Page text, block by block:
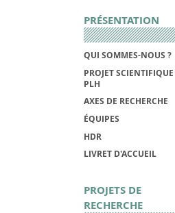
PRÉSENTATION
QUI SOMMES-NOUS ?
PROJET SCIENTIFIQUE
PLH
AXES DE RECHERCHE
ÉQUIPES
HDR
LIVRET D'ACCUEIL
PROJETS DE
RECHERCHE